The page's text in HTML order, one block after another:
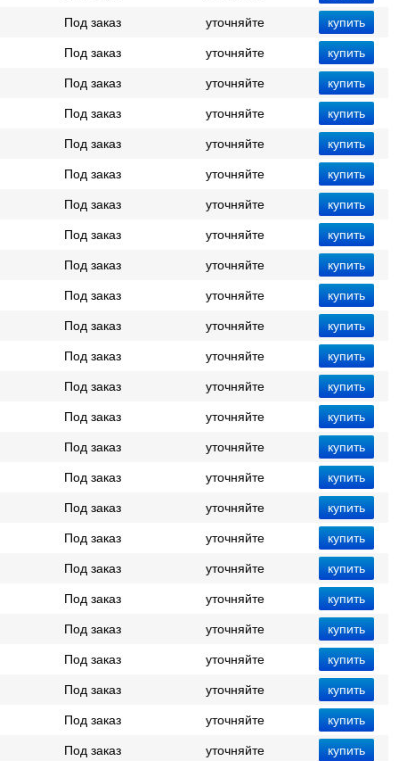
Под заказ уточняйте
Под заказ уточняйте
Под заказ уточняйте
Под заказ уточняйте
Под заказ уточняйте
Под заказ уточняйте
Под заказ уточняйте
Под заказ уточняйте
Под заказ уточняйте
Под заказ уточняйте
Под заказ уточняйте
Под заказ уточняйте
Под заказ уточняйте
Под заказ уточняйте
Под заказ уточняйте
Под заказ уточняйте
Под заказ уточняйте
Под заказ уточняйте
Под заказ уточняйте
Под заказ уточняйте
Под заказ уточняйте
Под заказ уточняйте
Под заказ уточняйте
Под заказ уточняйте
Под заказ уточняйте